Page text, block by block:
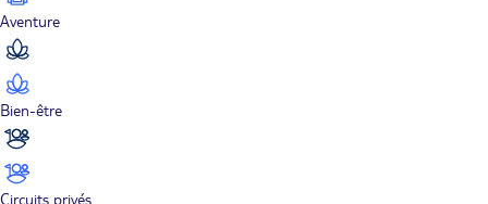
Aventure
Bien-être
Circuits privés